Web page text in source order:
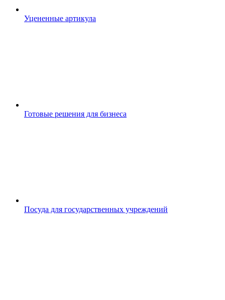
Уцененные артикула
Готовые решения для бизнеса
Посуда для государственных учреждений